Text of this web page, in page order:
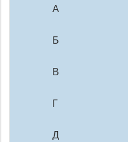
А
Б
В
Г
Д